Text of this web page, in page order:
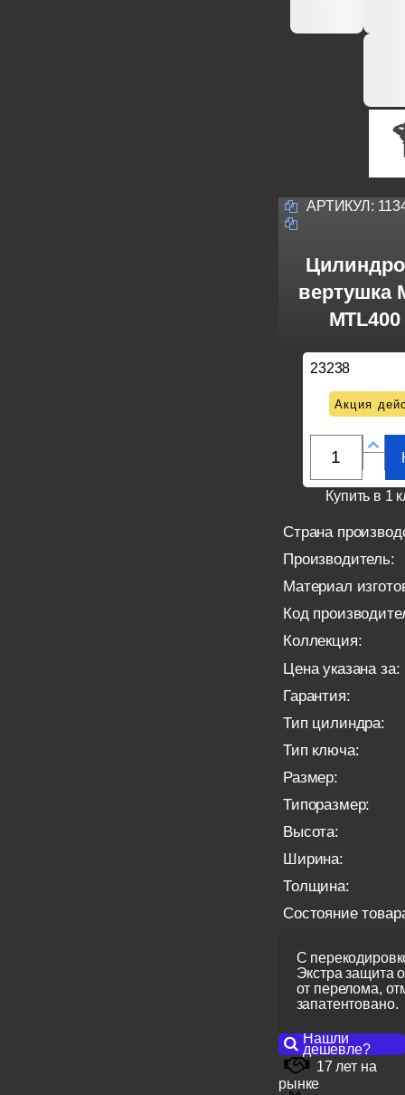
АРТИКУЛ:
вертушка
23238
Акция
Купить в 1
Страна
Производитель:
Материал
Код
Коллекция:
Цена указана за:
Гарантия:
Тип цилиндра:
Тип ключа:
Размер:
Типоразмер:
Высота:
Ширина:
Толщина:
Состояние
С
Экстра защита
от перелома,
запатентовано.
Нашли
дешевле?
17 лет на
рынке